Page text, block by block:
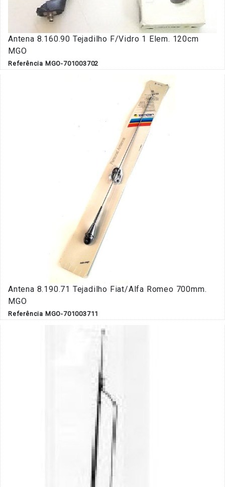
Antena 8.160.90 Tejadilho F/Vidro 1 Elem. 120cm
MGO
Referência MGO-701003702
Antena 8.190.71 Tejadilho Fiat/Alfa Romeo 700mm.
MGO
Referência MGO-701003711